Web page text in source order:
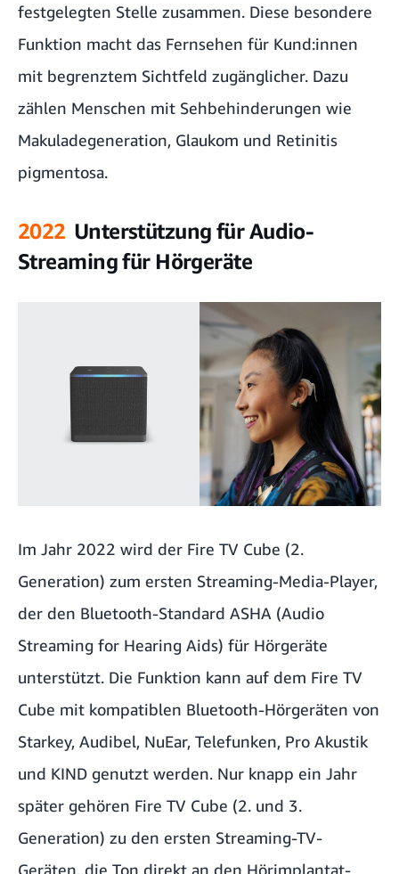
festgelegten Stelle zusammen. Diese besondere
Funktion macht das Fernsehen für Kund:innen
mit begrenztem Sichtfeld zugänglicher. Dazu
zählen Menschen mit Sehbehinderungen wie
Makuladegeneration, Glaukom und Retinitis
pigmentosa.
2022 Unterstützung für Audio-
Streaming für Hörgeräte
Im Jahr 2022 wird der Fire TV Cube (2.
Generation) zum ersten Streaming-Media-Player,
der den Bluetooth-Standard ASHA (Audio
Streaming for Hearing Aids) für Hörgeräte
unterstützt. Die Funktion kann auf dem Fire TV
Cube mit kompatiblen Bluetooth-Hörgeräten von
Starkey, Audibel, NuEar, Telefunken, Pro Akustik
und KIND genutzt werden. Nur knapp ein Jahr
später gehören Fire TV Cube (2. und 3.
Generation) zu den ersten Streaming-TV-
Geräten, die Ton direkt an den Hörimplantat-